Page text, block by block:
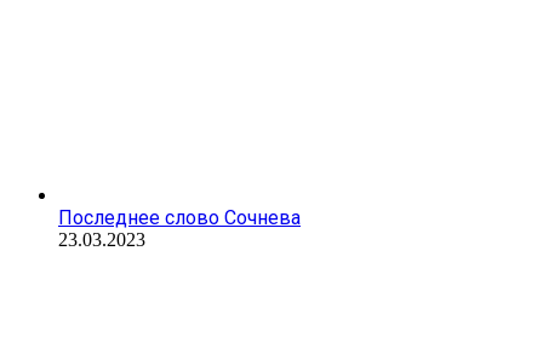
Последнее слово Сочнева
23.03.2023